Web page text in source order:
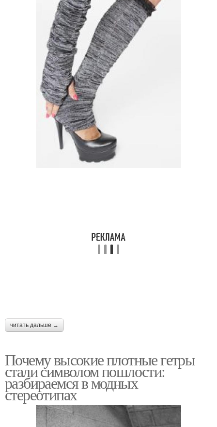
читать дальше →
Почему высокие плотные гетры
стали символом пошлости:
разбираемся в модных
стереотипах